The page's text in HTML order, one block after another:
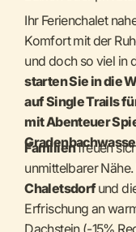
Ihr Ferienchalet
Komfort mit der
und doch so viel in
starten Sie in die
auf Single Trails
mit Abenteuer
Familienfreuen
unmittelbarer
Chaletsdorfund
Erfrischung an
Dachstein (-15%